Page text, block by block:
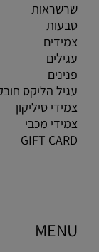
שרשראות
טבעות
צמידים
עגילים
פנינים
עגיל הליקס
צמידי סיליקון
צמידי מכבי
GIFT CARD
MENU